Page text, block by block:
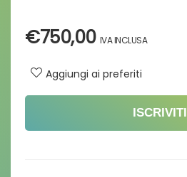
€750,00
Aggiungi ai preferiti
ISCRIVITI